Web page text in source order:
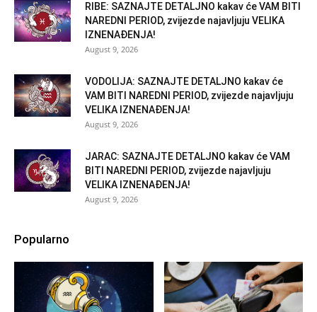
RIBE: SAZNAJTE DETALJNO kakav će VAM BITI
NAREDNI PERIOD, zvijezde najavljuju VELIKA
IZNENAĐENJA!
August 9, 2026
VODOLIJA: SAZNAJTE DETALJNO kakav će
VAM BITI NAREDNI PERIOD, zvijezde najavljuju
VELIKA IZNENAĐENJA!
August 9, 2026
JARAC: SAZNAJTE DETALJNO kakav će VAM
BITI NAREDNI PERIOD, zvijezde najavljuju
VELIKA IZNENAĐENJA!
August 9, 2026
Popularno